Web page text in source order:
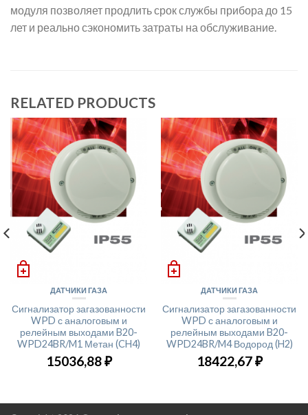
модуля позволяет продлить срок службы прибора до 15
лет и реально сэкономить затраты на обслуживание.
RELATED PRODUCTS
ДАТЧИКИ ГАЗА
Сигнализатор загазованности
WPD с аналоговым и
релейным выходами B20-
WPD24BR/M1 Метан (CH4)
15036,88₽
ДАТЧИКИ ГАЗА
Сигнализатор загазованности
WPD с аналоговым и
релейным выходами B20-
WPD24BR/M4 Водород (H2)
18422,67₽